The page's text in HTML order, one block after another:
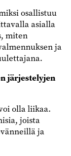
osallistuu
asialla
miten
ja
järjestelyjen
olla liikaa.
joista
ja